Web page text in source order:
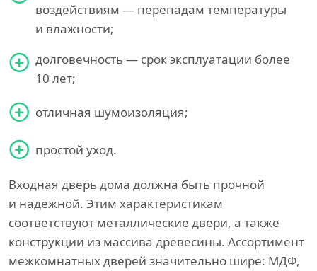
воздействиям — перепадам температуры
и влажности;
долговечность — срок эксплуатации более
10 лет;
отличная шумоизоляция;
простой уход.
Входная дверь дома должна быть прочной
и надежной. Этим характеристикам
соответствуют металлические двери, а также
конструкции из массива древесины. Ассортимент
межкомнатных дверей значительно шире: МДФ,